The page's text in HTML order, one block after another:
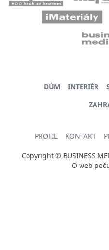
DŮM INTERIÉR
PROFIL KONTAKT
Copyright © BUSINESS